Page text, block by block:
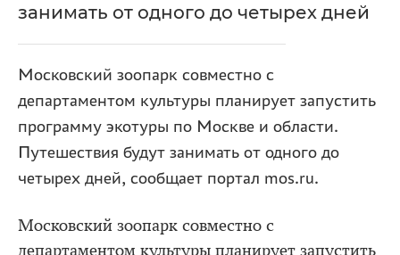
занимать от одного до четырех дней
Московский зоопарк совместно с
департаментом культуры планирует запустить
программу экотуры по Москве и области.
Путешествия будут занимать от одного до
четырех дней, сообщает портал mos.ru.
Московский зоопарк совместно с
департаментом культуры планирует запустить